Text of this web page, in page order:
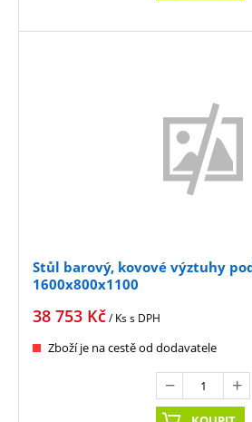
Stůl barový, kovové výztuhy
1600x800x1100
38 753 Kč/ Kss DPH
Zboží je na cestě od dodavatele